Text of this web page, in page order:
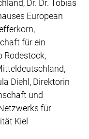
Dr. Dr. Tobias
European
für ein
Rodestock,
Diehl, Direktorin
und
für
Kiel